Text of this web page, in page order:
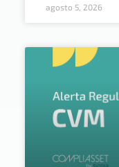
agosto 5, 2026